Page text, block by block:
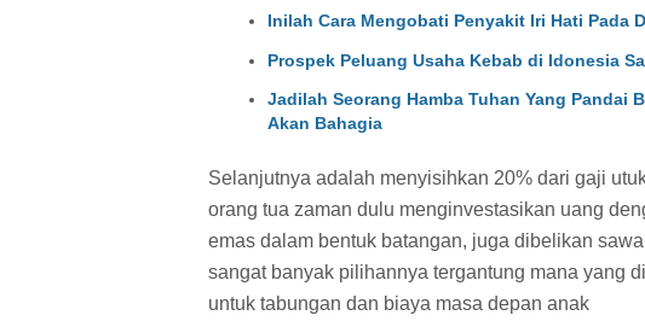
Inilah Cara Mengobati Penyakit Iri Hati Pada
Prospek Peluang Usaha Kebab di Idonesia
Jadilah Seorang Hamba Tuhan Yang Pandai
Akan Bahagia
Selanjutnya adalah menyisihkan 20% dari gaji
orang tua zaman dulu menginvestasikan uang
emas dalam bentuk batangan, juga dibelikan
sangat banyak pilihannya tergantung mana yang
untuk tabungan dan biaya masa depan anak